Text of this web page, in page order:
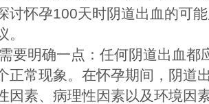
讨怀孕100天时阴道出血的可
。
要明确一点：任何阴道出血都
正常现象。在怀孕期间，阴道
因素、病理性因素以及环境因